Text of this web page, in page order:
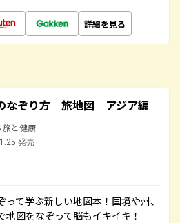
詳細を見る
なぞり方 旅地図 アジア編
旅と健康
発売
て学ぶ新しい地図本！国境や州、
図をなぞって脳もイキイキ！